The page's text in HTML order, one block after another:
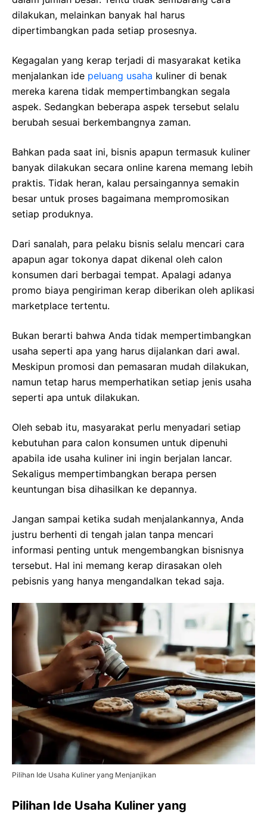
dilakukan, melainkan banyak hal harus
dipertimbangkan pada setiap prosesnya.
Kegagalan yang kerap terjadi di masyarakat ketika
menjalankan ide peluang usaha kuliner di benak
mereka karena tidak mempertimbangkan segala
aspek. Sedangkan beberapa aspek tersebut selalu
berubah sesuai berkembangnya zaman.
Bahkan pada saat ini, bisnis apapun termasuk kuliner
banyak dilakukan secara online karena memang lebih
praktis. Tidak heran, kalau persaingannya semakin
besar untuk proses bagaimana mempromosikan
setiap produknya.
Dari sanalah, para pelaku bisnis selalu mencari cara
apapun agar tokonya dapat dikenal oleh calon
konsumen dari berbagai tempat. Apalagi adanya
promo biaya pengiriman kerap diberikan oleh aplikasi
marketplace tertentu.
Bukan berarti bahwa Anda tidak mempertimbangkan
usaha seperti apa yang harus dijalankan dari awal.
Meskipun promosi dan pemasaran mudah dilakukan,
namun tetap harus memperhatikan setiap jenis usaha
seperti apa untuk dilakukan.
Oleh sebab itu, masyarakat perlu menyadari setiap
kebutuhan para calon konsumen untuk dipenuhi
apabila ide usaha kuliner ini ingin berjalan lancar.
Sekaligus mempertimbangkan berapa persen
keuntungan bisa dihasilkan ke depannya.
Jangan sampai ketika sudah menjalankannya, Anda
justru berhenti di tengah jalan tanpa mencari
informasi penting untuk mengembangkan bisnisnya
tersebut. Hal ini memang kerap dirasakan oleh
pebisnis yang hanya mengandalkan tekad saja.
Pilihan Ide Usaha Kuliner yang Menjanjikan
Pilihan Ide Usaha Kuliner yang